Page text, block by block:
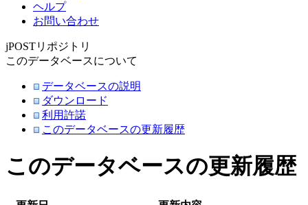
ヘルプ
お問い合わせ
jPOSTリポジトリ
このデータベースについて
データベースの説明
ダウンロード
利用許諾
このデータベースの更新履歴
このデータベースの更新履歴